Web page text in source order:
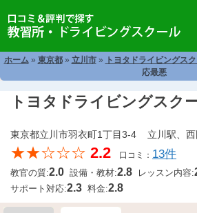
ホーム» 東京都» 立川市» トヨタドライビングス
応最悪
トヨタドライビングス
東京都立川市羽衣町1丁目3-4 立川駅、西
★★☆☆☆ 2.2 口コミ： 13件
教官の質:2.0 設備・教材:2.8 レッスン内容:
サポート対応:2.3 料金:2.8